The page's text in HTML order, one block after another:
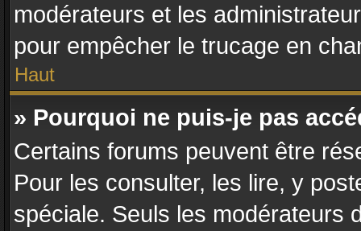
modérateurs et les
pour empêcher le trucage en
Haut
» Pourquoi ne puis-je pas
Certains forums peuvent être
Pour les consulter, les lire, y
spéciale. Seuls les modérateurs